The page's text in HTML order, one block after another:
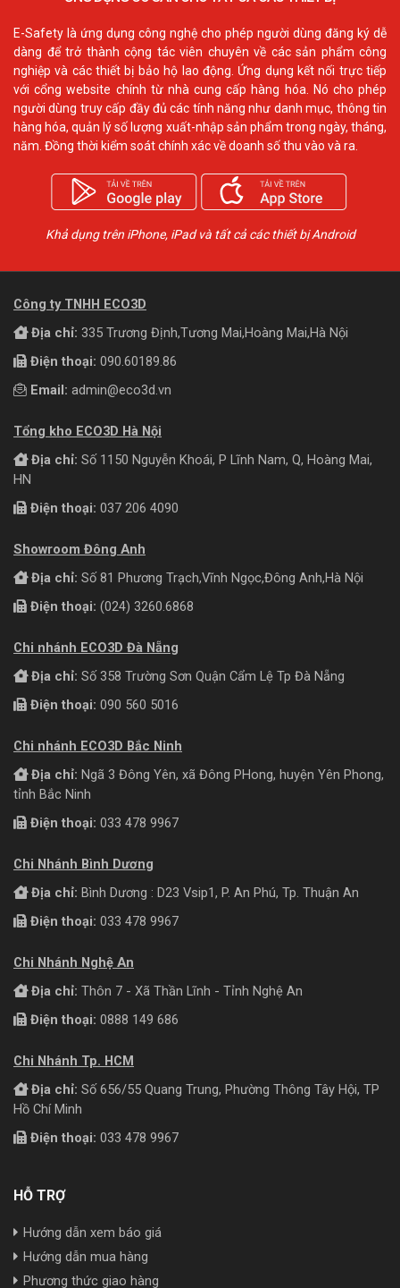
E-Safety là ứng dụng công nghệ cho phép người dùng đăng ký dễ
dàng để trở thành cộng tác viên chuyên về các sản phẩm công
nghiệp và các thiết bị bảo hộ lao động. Ứng dụng kết nối trực tiếp
với cổng website chính từ nhà cung cấp hàng hóa. Nó cho phép
người dùng truy cấp đầy đủ các tính năng như danh mục, thông tin
hàng hóa, quản lý số lượng xuất-nhập sản phẩm trong ngày, tháng,
năm. Đồng thời kiểm soát chính xác về doanh số thu vào và ra.
Khả dụng trên iPhone, iPad và tất cả các thiết bị Android
Công ty TNHH ECO3D
Địa chỉ: 335 Trương Định,Tương Mai,Hoàng Mai,Hà Nội
Điện thoại: 090.60189.86
Email: admin@eco3d.vn
Tổng kho ECO3D Hà Nội
Địa chỉ: Số 1150 Nguyễn Khoái, P Lĩnh Nam, Q, Hoàng Mai,
HN
Điện thoại: 037 206 4090
Showroom Đông Anh
Địa chỉ: Số 81 Phương Trạch,Vĩnh Ngọc,Đông Anh,Hà Nội
Điện thoại: (024) 3260.6868
Chi nhánh ECO3D Đà Nẵng
Địa chỉ: Số 358 Trường Sơn Quận Cẩm Lệ Tp Đà Nẵng
Điện thoại: 090 560 5016
Chi nhánh ECO3D Bắc Ninh
Địa chỉ: Ngã 3 Đông Yên, xã Đông PHong, huyện Yên Phong,
tỉnh Bắc Ninh
Điện thoại: 033 478 9967
Chi Nhánh Bình Dương
Địa chỉ: Bình Dương : D23 Vsip1, P. An Phú, Tp. Thuận An
Điện thoại: 033 478 9967
Chi Nhánh Nghệ An
Địa chỉ: Thôn 7 - Xã Thần Lĩnh - Tỉnh Nghệ An
Điện thoại: 0888 149 686
Chi Nhánh Tp. HCM
Địa chỉ: Số 656/55 Quang Trung, Phường Thông Tây Hội, TP
Hồ Chí Minh
Điện thoại: 033 478 9967
HỖ TRỢ
Hướng dẫn xem báo giá
Hướng dẫn mua hàng
Phương thức giao hàng